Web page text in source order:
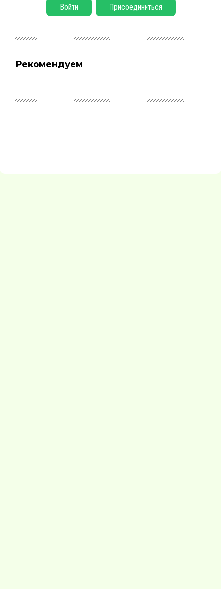
Войти Присоединиться
Рекомендуем